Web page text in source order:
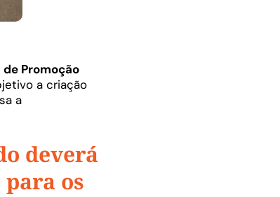
Promoção
a criação
a
deverá
os